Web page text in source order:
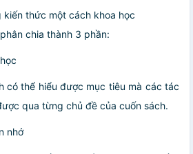
kiến thức một cách khoa học
chia thành 3 phần:
có thể hiểu được mục tiêu mà các tác
qua từng chủ đề của cuốn sách.
nhớ